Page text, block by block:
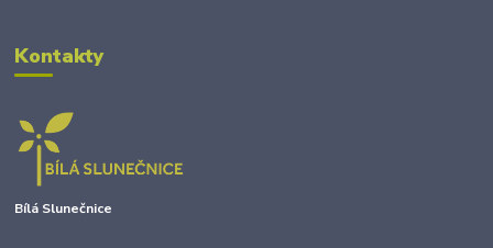
Kontakty
Bílá Slunečnice